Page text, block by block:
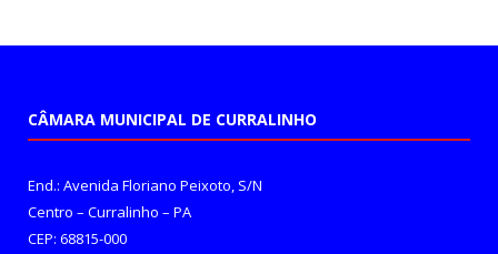
CÂMARA MUNICIPAL DE CURRALINHO
End.: Avenida Floriano Peixoto, S/N
Centro – Curralinho – PA
CEP: 68815-000